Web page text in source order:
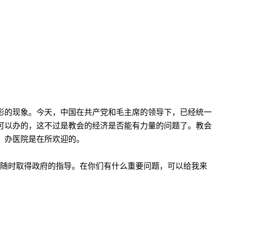
现象。今天，中国在共产党和毛主席的领导下，已经统一
办的，这不过是教会的经济是否能有力量的问题了。教会
医院是在所欢迎的。
时取得政府的指导。在你们有什么重要问题，可以给我来